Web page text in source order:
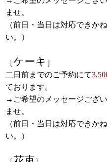
ませ。
（前日・当日は対応できか
い。）
［ケーキ ］
二日前までのご予約にて
ております。
→ご希望のメッセージござ
ませ。
（前日・当日は対応できか
い。）